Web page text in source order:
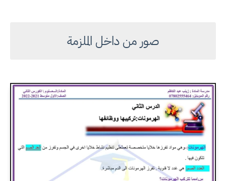
صور من داخل الملزمة